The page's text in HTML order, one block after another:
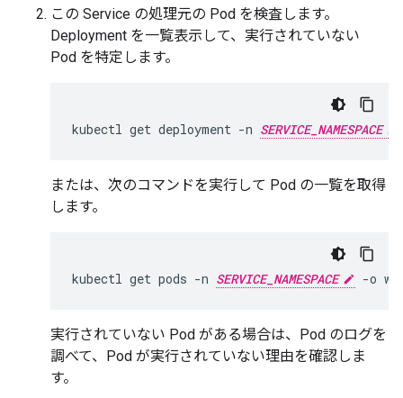
この Service の処理元の Pod を検査します。
Deployment を一覧表示して、実行されていない
Pod を特定します。
kubectl get deployment -n SERVICE_NAMESPACE
または、次のコマンドを実行して Pod の一覧を取得
します。
kubectl get pods -n SERVICE_NAMESPACE -o
実行されていない Pod がある場合は、Pod のログを
調べて、Pod が実行されていない理由を確認しま
す。